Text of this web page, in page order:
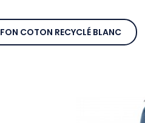
COTON RECYCLÉ BLANC